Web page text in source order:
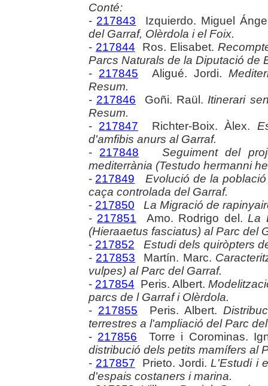
Conté:
- 217843 Izquierdo. Miguel
del Garraf, Olèrdola i el Foix.
- 217844 Ros. Elisabet.
Parcs Naturals de la Diputació de
- 217845 Aligué. Jordi.
Resum.
- 217846 Goñi. Raül. Itinerari
Resum.
- 217847 Richter-Boix. Àlex.
d'amfibis anurs al Garraf.
- 217848
Seguiment del
mediterrània (Testudo hermanni
- 217849
Evolució de la
caça controlada del Garraf.
- 217850
La Migració de
- 217851 Amo. Rodrigo del.La
(Hieraaetus fasciatus) al Parc del
- 217852
Estudi dels quiròpters
- 217853 Martín. Marc.
vulpes) al Parc del Garraf.
- 217854 Peris. Albert.
parcs de l Garraf i Olèrdola.
- 217855 Peris. Albert.
terrestres a l'ampliació del Parc
- 217856 Torre i Corominas.
distribució dels petits mamífers al
- 217857 Prieto. Jordi.L'Estudi i
d'espais costaners i marina.